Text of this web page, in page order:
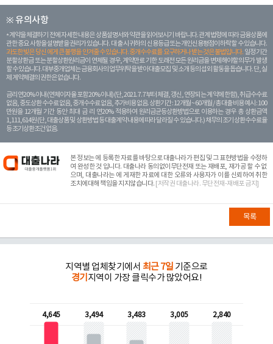
※ 유의사항
계약을 체결하기 전에 자세한 내용은 상품설명서와 약관을 읽어보시기 바랍니다. 관계 법령에 따라 금융상품에
관한 중요 사항을 설명받을 권리가 있습니다. 대 출 시 귀하의 신용등급 또는 개인신용평점이 하락할 수 있습니다.
과도한 빚은 당신 에게 큰 불행을 안겨줄 수 있습니다. 중개수수료를 요구하거나 받는 것은 불법입니다. 일정 기간
분할상환금 또는 분할상환원리금이 연체될 경우, 계약만료 기한 도래전 모든 원리금을 변제해야할 의무가 발생
할 수 있습니다. 대부중개업체는 금융회사의 업무위탁을 받아 대출모집 및 소개 등의 섭외 활동을 돕습니다. 단, 실
제 계약체결의 권한은 없습니다.
금리 연20% 이내 (연체이자율 포함 20% 이내) (단, 2021. 7. 7부터 체결, 갱신, 연장되는 계 약에 한함), 취급수수료
없음, 중도상환 수수료 없음, 중개수수료 없음, 추가비용 없음. 상환기간 : 12개월 ~ 60개월 / 총 대출 비용 예시 : 100
만원을 12개월 기간 동안 최대 금 리 연20% 적용하여 원리금균등상환방법으로 이용하는 경우 총 상환금액
1,111,614원 (단, 대출상품 및 상환방법 등 대출계약 내용에 따라 달라질 수 있습니다.) 채무의 조기 상환수수료율
등 조기상환조건 없음.
본 정보는에 등록한 자료를 바탕으로 대출나라가 편집 및 그 표현방법을 수정하
여 완성한 것 입니다. 대출나라 동의없이무단전재 또는 재배포, 재가공 할 수 없
으며, 대출나라는 에 게재한 자료에 대한 오류와 사용자가 이를 신뢰하여 취한
조치에대해 책임을 지지않습니다. [저작권 대출나라. 무단전재-재배포 금지]
목록
지역별 업체찾기에서 최근 7일 기준으로
경기 지역이 가장 클릭수가 많았어요!
4,645 3,494 3,483 3,005 2,840